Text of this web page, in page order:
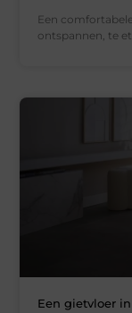
Een
ontspannen, te
Een gietvloer